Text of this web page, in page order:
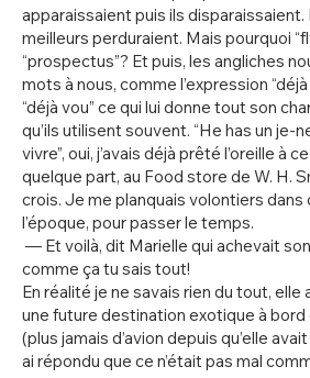
apparaissaient puis ils
meilleurs perduraient. Mais pourquoi
“prospectus”? Et puis, les angliches
mots à nous, comme l’expression
“déjà vou” ce qui lui donne tout son
qu’ils utilisent souvent. “He has un je-
vivre”, oui, j’avais déjà prêté l’oreille à
quelque part, au Food store de W. H.
crois. Je me planquais volontiers dans
l’époque, pour passer le temps.
— Et voilà, dit Marielle qui achevait
comme ça tu sais tout!
En réalité je ne savais rien du tout, elle
une future destination exotique à bord
(plus jamais d’avion depuis qu’elle
ai répondu que ce n’était pas mal